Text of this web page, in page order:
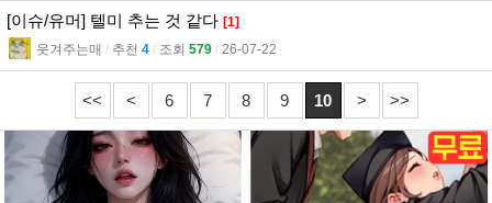
[이슈/유머] 텔미 추는 것 같다 [1]
웃겨주는매 l 추천 4 l 조회 579 l 26-07-22
<< < 6 7 8 9 10 > >>